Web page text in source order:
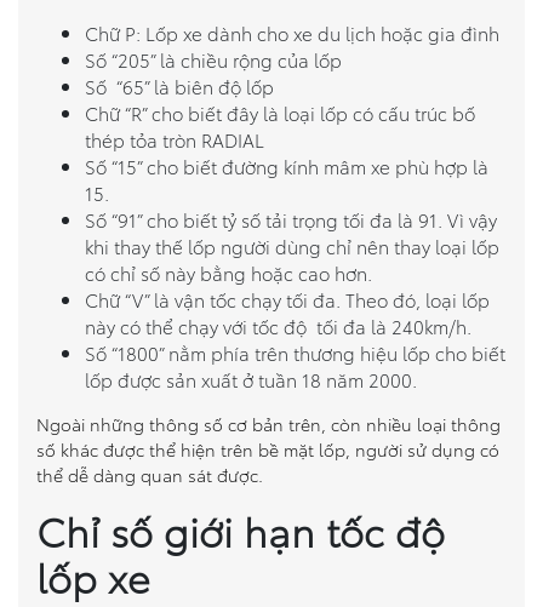
Chữ P: Lốp xe dành cho xe du lịch hoặc gia đình
Số “205” là chiều rộng của lốp
Số “65” là biên độ lốp
Chữ “R” cho biết đây là loại lốp có cấu trúc bố
thép tỏa tròn RADIAL
Số “15” cho biết đường kính mâm xe phù hợp là
15.
Số “91” cho biết tỷ số tải trọng tối đa là 91. Vì vậy
khi thay thế lốp người dùng chỉ nên thay loại lốp
có chỉ số này bằng hoặc cao hơn.
Chữ “V” là vận tốc chạy tối đa. Theo đó, loại lốp
này có thể chạy với tốc độ tối đa là 240km/h.
Số “1800” nằm phía trên thương hiệu lốp cho biết
lốp được sản xuất ở tuần 18 năm 2000.
Ngoài những thông số cơ bản trên, còn nhiều loại thông
số khác được thể hiện trên bề mặt lốp, người sử dụng có
thể dễ dàng quan sát được.
Chỉ số giới hạn tốc độ
lốp xe